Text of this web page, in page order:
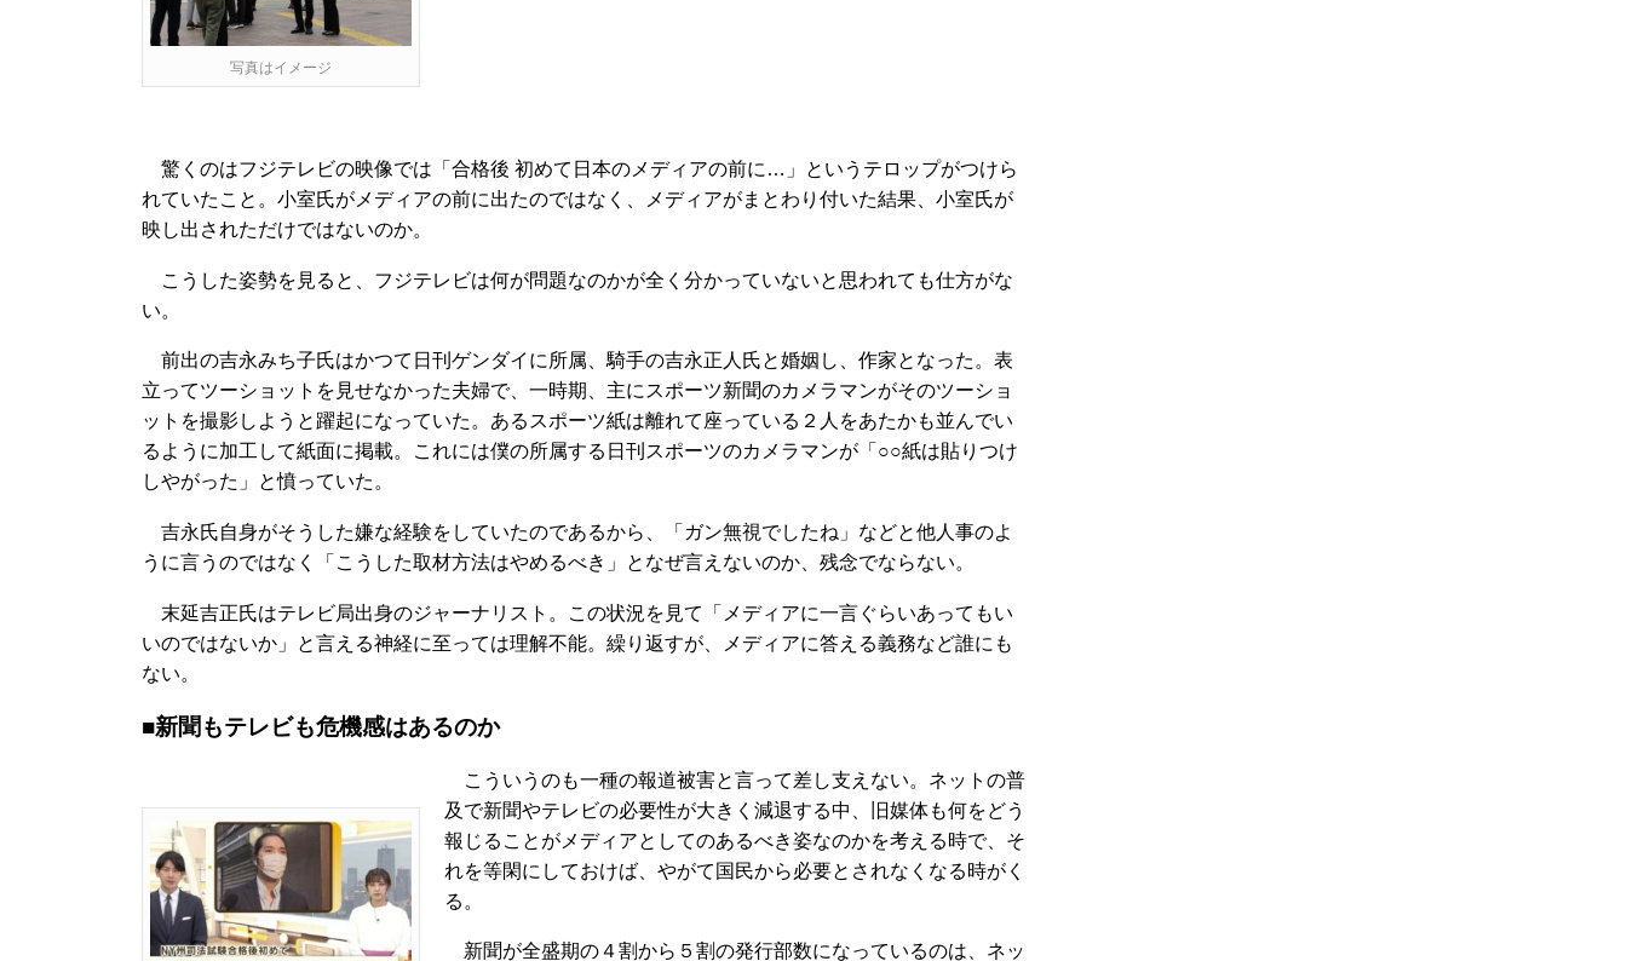
写真はイメージ
驚くのはフジテレビの映像では「合格後 初めて日本のメディアの前に…」というテロップがつけら
れていたこと。小室氏がメディアの前に出たのではなく、メディアがまとわり付いた結果、小室氏が
映し出されただけではないのか。
こうした姿勢を見ると、フジテレビは何が問題なのかが全く分かっていないと思われても仕方がな
い。
前出の吉永みち子氏はかつて日刊ゲンダイに所属、騎手の吉永正人氏と婚姻し、作家となった。表
立ってツーショットを見せなかった夫婦で、一時期、主にスポーツ新聞のカメラマンがそのツーショ
ットを撮影しようと躍起になっていた。あるスポーツ紙は離れて座っている２人をあたかも並んでい
るように加工して紙面に掲載。これには僕の所属する日刊スポーツのカメラマンが「○○紙は貼りつけ
しやがった」と憤っていた。
吉永氏自身がそうした嫌な経験をしていたのであるから、「ガン無視でしたね」などと他人事のよ
うに言うのではなく「こうした取材方法はやめるべき」となぜ言えないのか、残念でならない。
末延吉正氏はテレビ局出身のジャーナリスト。この状況を見て「メディアに一言ぐらいあってもい
いのではないか」と言える神経に至っては理解不能。繰り返すが、メディアに答える義務など誰にも
ない。
■新聞もテレビも危機感はあるのか
こういうのも一種の報道被害と言って差し支えない。ネットの普
及で新聞やテレビの必要性が大きく減退する中、旧媒体も何をどう
報じることがメディアとしてのあるべき姿なのかを考える時で、そ
れを等閑にしておけば、やがて国民から必要とされなくなる時がく
る。
新聞が全盛期の４割から５割の発行部数になっているのは、ネッ